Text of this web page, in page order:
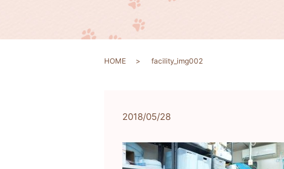
HOME facility_img002
2018/05/28